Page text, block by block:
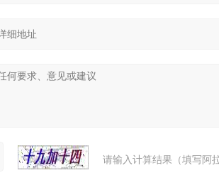
请输入计算结果（填写阿